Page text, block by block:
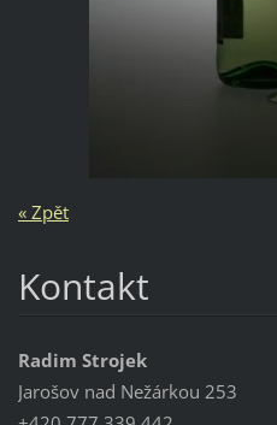
« Zpět
Kontakt
Radim Strojek
Jarošov nad Nežárkou 253